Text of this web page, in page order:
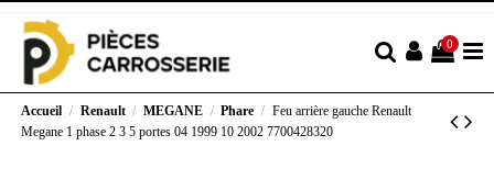
0
Accueil Renault MEGANE Phare
Feu arrière gauche Renault
Megane 1 phase 2 3 5 portes 04 1999 10 2002 7700428320